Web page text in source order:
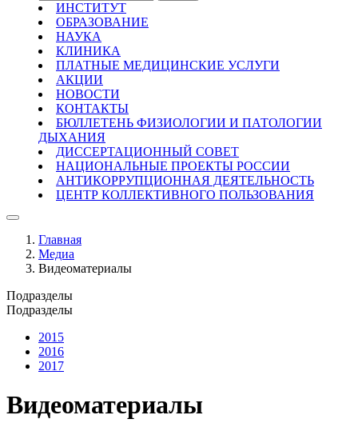
ИНСТИТУТ
ОБРАЗОВАНИЕ
НАУКА
КЛИНИКА
ПЛАТНЫЕ МЕДИЦИНСКИЕ УСЛУГИ
АКЦИИ
НОВОСТИ
КОНТАКТЫ
БЮЛЛЕТЕНЬ ФИЗИОЛОГИИ И ПАТОЛОГИИ
ДЫХАНИЯ
ДИССЕРТАЦИОННЫЙ СОВЕТ
НАЦИОНАЛЬНЫЕ ПРОЕКТЫ РОССИИ
АНТИКОРРУПЦИОННАЯ ДЕЯТЕЛЬНОСТЬ
ЦЕНТР КОЛЛЕКТИВНОГО ПОЛЬЗОВАНИЯ
Главная
Медиа
Видеоматериалы
Подразделы
Подразделы
2015
2016
2017
Видеоматериалы